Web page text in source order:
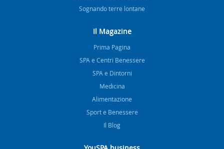
Sognando terre lontane
Il Magazine
Prima Pagina
SPA e Centri Benessere
SPA e Dintorni
Medicina
Alimentazione
Sport e Benessere
Il Blog